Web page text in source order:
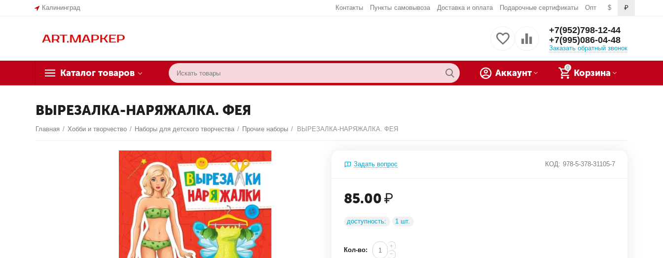
Калининград $ ₽
Контакты Пункты самовывоза Доставка и оплата Подарочные сертификаты Опт
+7(952)798-12-44
+7(995)086-04-48
Заказать обратный звонок
Каталог товаров
0
Корзина
Аккаунт
ВЫРЕЗАЛКА-НАРЯЖАЛКА. ФЕЯ
Главная / Хобби и творчество / Наборы для детского творчества / Прочие наборы / ВЫРЕЗАЛКА-НАРЯЖАЛКА. ФЕЯ
Задать вопрос КОД: 978-5-378-31105-7
85.00₽
доступность: 1 шт.
Кол-во:
+
−